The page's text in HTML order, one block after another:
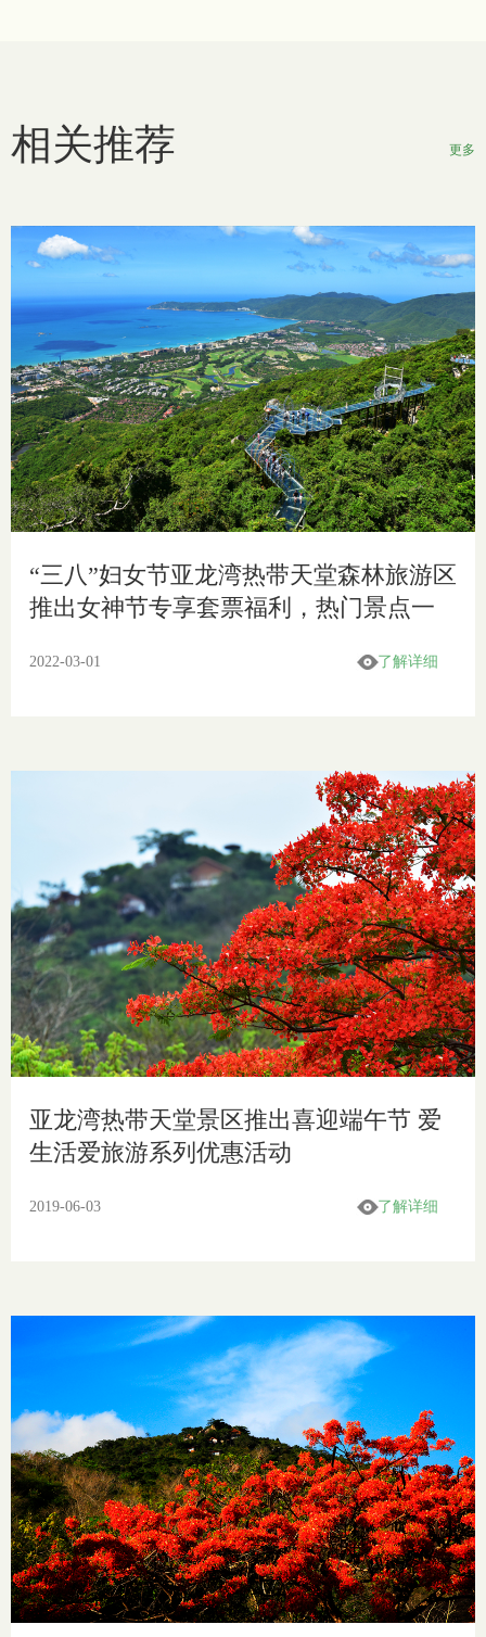
相关推荐 更多
“三八”妇女节亚龙湾热带天堂森林旅游区
推出女神节专享套票福利，热门景点一
2022-03-01 了解详细
亚龙湾热带天堂景区推出喜迎端午节 爱
生活爱旅游系列优惠活动
2019-06-03 了解详细